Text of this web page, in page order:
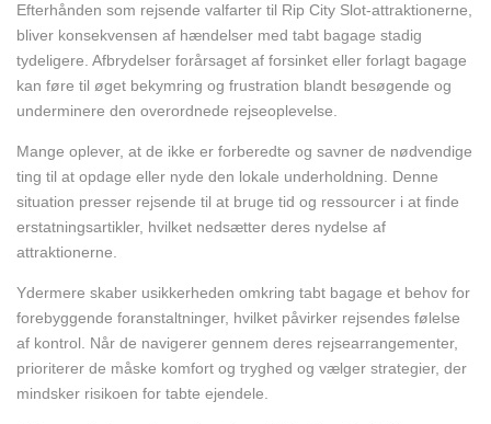
Efterhånden som rejsende valfarter til Rip City Slot-attraktionerne,
bliver konsekvensen af hændelser med tabt bagage stadig
tydeligere. Afbrydelser forårsaget af forsinket eller forlagt bagage
kan føre til øget bekymring og frustration blandt besøgende og
underminere den overordnede rejseoplevelse.
Mange oplever, at de ikke er forberedte og savner de nødvendige
ting til at opdage eller nyde den lokale underholdning. Denne
situation presser rejsende til at bruge tid og ressourcer i at finde
erstatningsartikler, hvilket nedsætter deres nydelse af
attraktionerne.
Ydermere skaber usikkerheden omkring tabt bagage et behov for
forebyggende foranstaltninger, hvilket påvirker rejsendes følelse
af kontrol. Når de navigerer gennem deres rejsearrangementer,
prioriterer de måske komfort og tryghed og vælger strategier, der
mindsker risikoen for tabte ejendele.